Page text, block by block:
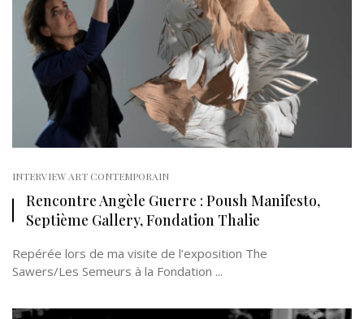
INTERVIEW ART CONTEMPORAIN
Rencontre Angèle Guerre : Poush Manifesto,
Septième Gallery, Fondation Thalie
Repérée lors de ma visite de l’exposition The
Sawers/Les Semeurs à la Fondation ...